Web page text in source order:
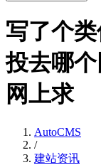
写了个
投去哪
网上求
AutoCMS
/
建站资讯